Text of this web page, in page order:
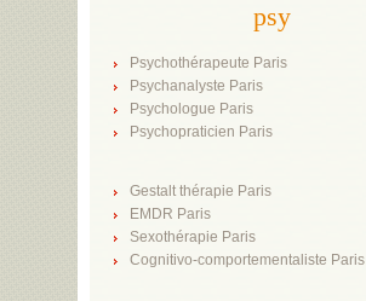
psy
Psychothérapeute Paris
Psychanalyste Paris
Psychologue Paris
Psychopraticien Paris
Gestalt thérapie Paris
EMDR Paris
Sexothérapie Paris
Cognitivo-comportementaliste Paris